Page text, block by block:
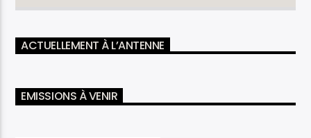
ACTUELLEMENT À L’ANTENNE
EMISSIONS À VENIR